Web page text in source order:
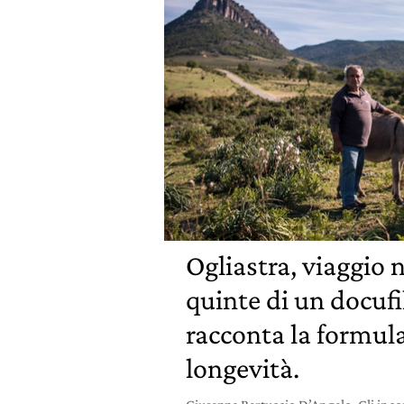
Ogliastra, viaggio
quinte di un
racconta la
longevità.